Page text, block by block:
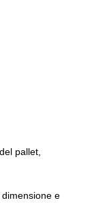
pallet,
e